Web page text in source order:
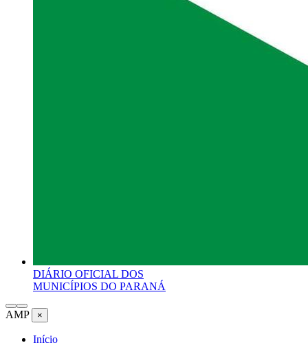
DIÁRIO OFICIAL DOS
MUNICÍPIOS DO PARANÁ
AMP ×
Início